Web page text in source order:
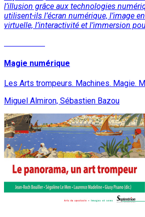
l’illusion grâce aux technologies
utilisent-ils l’écran numérique, l’image
virtuelle, l’interactivité et l’immersion
Magie numérique
Les Arts trompeurs. Machines. Magie.
Miguel Almiron, Sébastien Bazou